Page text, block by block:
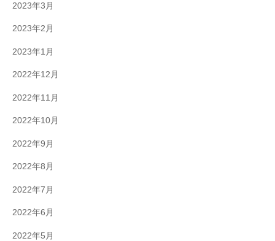
2023年3月
2023年2月
2023年1月
2022年12月
2022年11月
2022年10月
2022年9月
2022年8月
2022年7月
2022年6月
2022年5月